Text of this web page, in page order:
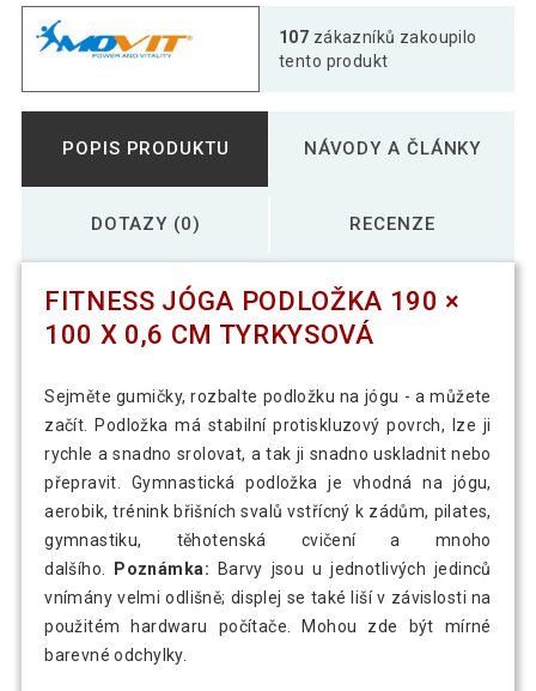
Oranžová podložka na jógu MOVIT TPE
190 × 100 cm
535 Kč
× 100 cm
530 Kč
Světle modrá podložka na jógu MOVIT
Světle zelená podložka na jógu MOVIT
TPE 190 × 100 cm
Tmavě modrá podložka na jógu MOVIT
TPE 190 × 100 cm
578 Kč
107 zákazníků zakoupilo
tento produkt
POPIS PRODUKTU NÁVODY A ČLÁNKY
DOTAZY (0) RECENZE
FITNESS JÓGA PODLOŽKA 190 ×
100 X 0,6 CM TYRKYSOVÁ
Sejměte gumičky, rozbalte podložku na jógu - a můžete
začít. Podložka má stabilní protiskluzový povrch, lze ji
rychle a snadno srolovat, a tak ji snadno uskladnit nebo
přepravit. Gymnastická podložka je vhodná na jógu,
aerobik, trénink břišních svalů vstřícný k zádům, pilates,
gymnastiku, těhotenská cvičení a mnoho
dalšího.
Poznámka: Barvy jsou u jednotlivých jedinců
vnímány velmi odlišně; displej se také liší v závislosti na
použitém hardwaru počítače. Mohou zde být mírné
barevné odchylky.